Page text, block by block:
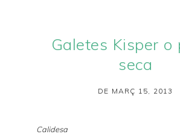
Galetes Kisper o
seca
DE MARÇ 15, 2013
Calidesa